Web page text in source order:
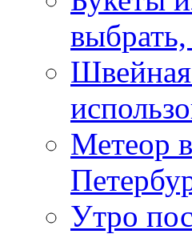
выбрать,
Швейная
Метеор
Утро